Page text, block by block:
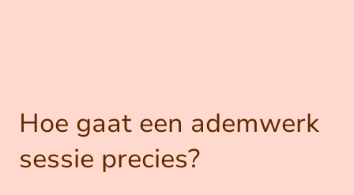
Hoe gaat een ademwerk
sessie precies?